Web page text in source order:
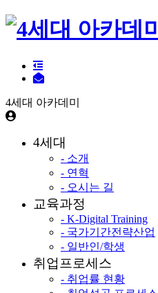
4세대 아카데미
4세대
- 소개
- 연혁
- 오시는 길
교육과정
- K-Digital Training
- 국가기간전략산업
- 일반인/학생
취업프로세스
- 취업률 현황